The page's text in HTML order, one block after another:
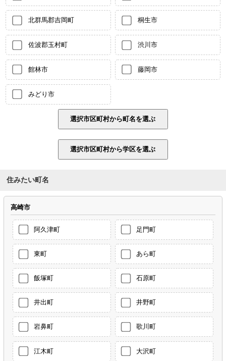
北群馬郡吉岡町 桐生市
佐波郡玉村町 渋川市
館林市 藤岡市
みどり市
住みたい町名
高崎市
阿久津町 足門町
東町 あら町
飯塚町 石原町
井出町 井野町
岩鼻町 歌川町
江木町 大沢町